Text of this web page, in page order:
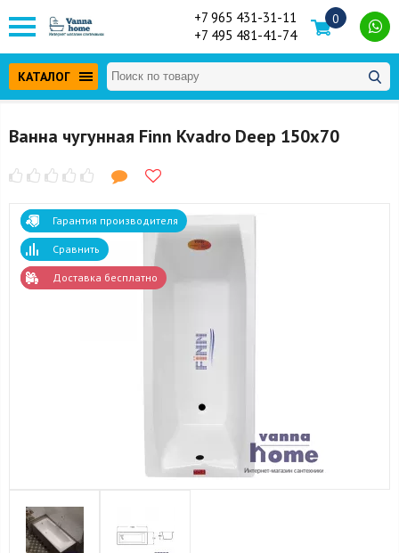
+7 965 431-31-11
+7 495 481-41-74
0
КАТАЛОГ
Ванна чугунная Finn Kvadro Deep 150x70
Гарантия производителя
Сравнить
Доставка бесплатно